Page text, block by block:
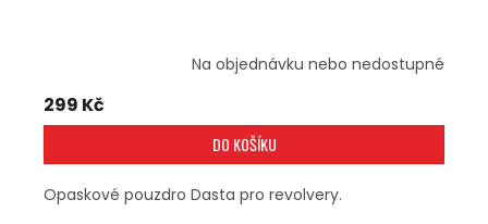
Na objednávku nebo nedostupné
299 Kč
DO KOŠÍKU
Opaskové pouzdro Dasta pro revolvery.